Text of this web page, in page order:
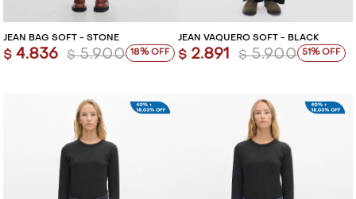
JEAN BAG SOFT - STONE
$ 4.836 $ 5.900 18
JEAN VAQUERO SOFT - BLACK
$ 2.891 $ 5.900 51